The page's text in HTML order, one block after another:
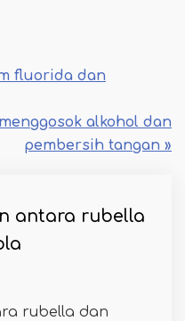
fluorida dan
alkohol dan
pembersih tangan »
antara rubella
rubella dan